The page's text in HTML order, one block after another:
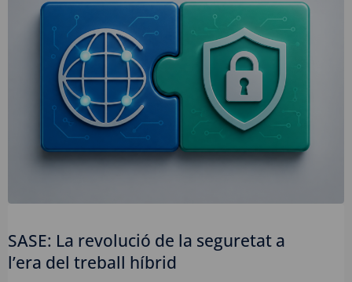
SASE: La revolució de la seguretat a
l’era del treball híbrid